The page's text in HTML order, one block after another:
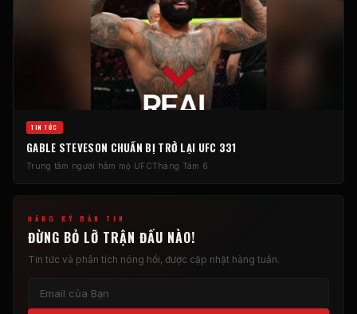
TIN TỨC
GABLE STEVESON CHUẨN BỊ TRỞ LẠI UFC 331
Trung tâm người hâm mộ UFCTháng Tám 6
ĐĂNG KÝ BẢN TIN
ĐỪNG BỎ LỠ TRẬN ĐẤU NÀO!
Tin tức và phân tích nóng hổi, ​​được cập nhật hàng tuần.